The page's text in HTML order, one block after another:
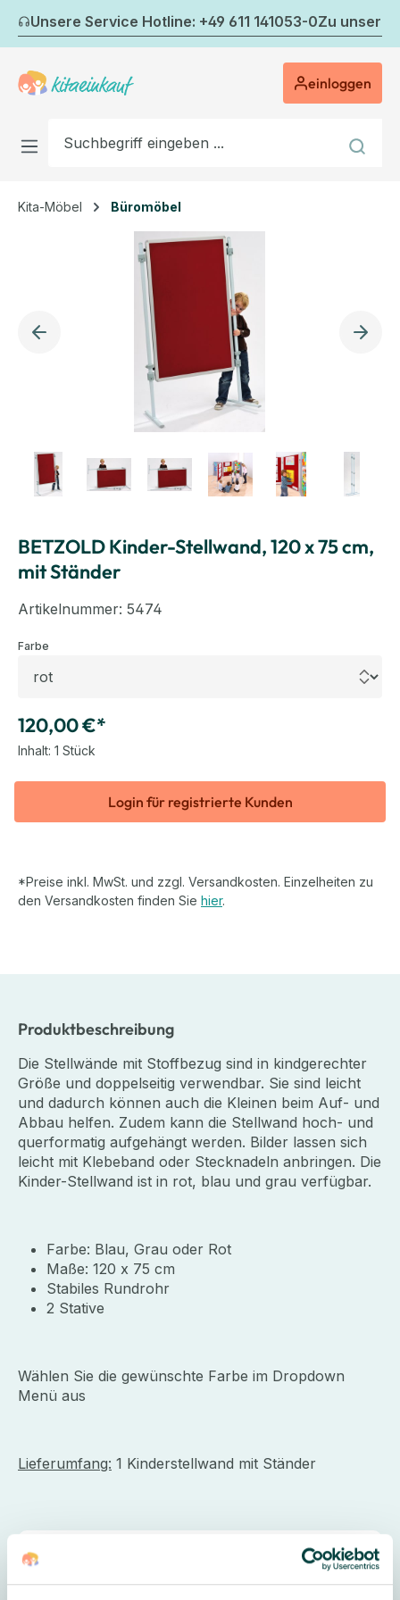
Zum Hauptinhalt springen
Unsere Service Hotline: +49 611 141053-0Zu
einloggen
Kita-Möbel Büromöbel
Bildergalerie überspringen
BETZOLD Kinder-Stellwand, 120 x 75 cm,
mit Ständer
Artikelnummer: 5474
Farbe
120,00 €*
Inhalt: 1 Stück
Login für registrierte Kunden
*Preise inkl. MwSt. und zzgl. Versandkosten. Einzelheiten zu
den Versandkosten finden Sie hier.
Produktbeschreibung
Die Stellwände mit Stoffbezug sind in kindgerechter
Größe und doppelseitig verwendbar. Sie sind leicht
und dadurch können auch die Kleinen beim Auf- und
Abbau helfen. Zudem kann die Stellwand hoch- und
querformatig aufgehängt werden. Bilder lassen sich
leicht mit Klebeband oder Stecknadeln anbringen. Die
Kinder-Stellwand ist in rot, blau und grau verfügbar.
Farbe: Blau, Grau oder Rot
Maße: 120 x 75 cm
Stabiles Rundrohr
2 Stative
Wählen Sie die gewünschte Farbe im Dropdown
Menü aus
Lieferumfang: 1 Kinderstellwand mit Ständer